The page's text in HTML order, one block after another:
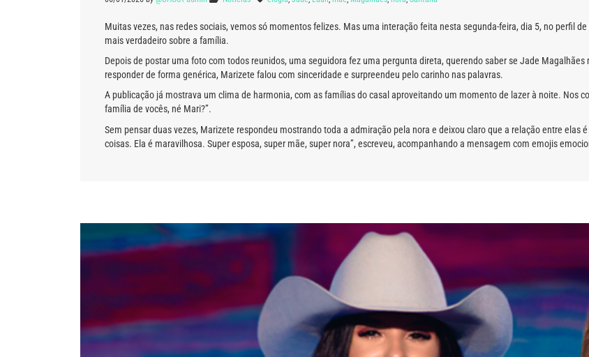
Muitas vezes, nas redes sociais, vemos só momentos felizes. Mas uma interação feita nesta segunda-feira, dia 5, no perfil
mais verdadeiro sobre a família.
Depois de postar uma foto com todos reunidos, uma seguidora fez uma pergunta direta, querendo saber se Jade
responder de forma genérica, Marizete falou com sinceridade e surpreendeu pelo carinho nas palavras.
A publicação já mostrava um clima de harmonia, com as famílias do casal aproveitando um momento de lazer à noite. Nos
família de vocês, né Mari?”.
Sem pensar duas vezes, Marizete respondeu mostrando toda a admiração pela nora e deixou claro que a relação entre elas
coisas. Ela é maravilhosa. Super esposa, super mãe, super nora”, escreveu, acompanhando a mensagem com emojis